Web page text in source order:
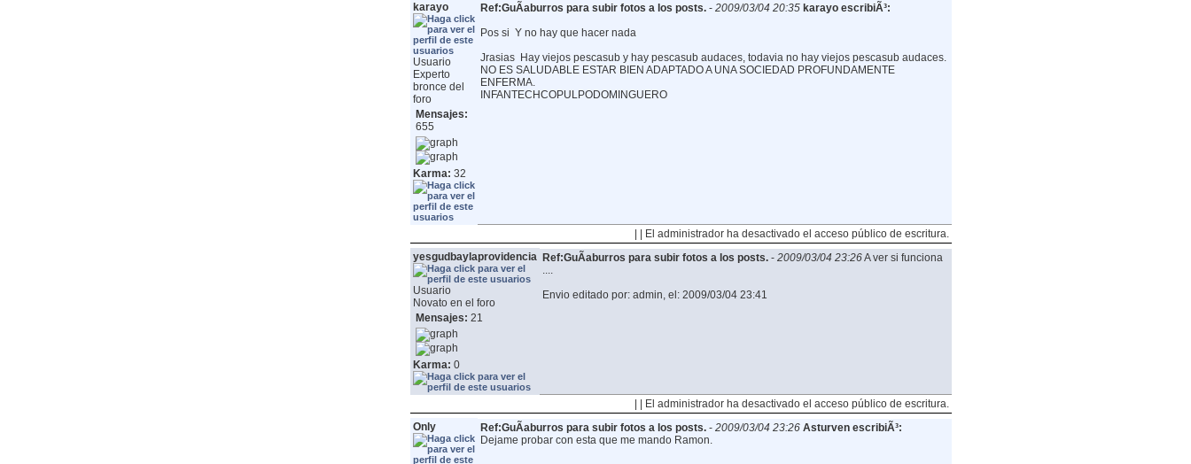
karayo
Usuario
Experto
bronce del
foro
Mensajes:
655
Karma: 32
Ref:GuÃ­aburros para subir fotos a los posts.- 2009/03/04 20:35 karayo escribiÃ³:
Pos si Y no hay que hacer nada
Jrasias Hay viejos pescasub y hay pescasub audaces, todavia no hay viejos pescasub audaces.
NO ES SALUDABLE ESTAR BIEN ADAPTADO A UNA SOCIEDAD PROFUNDAMENTE
ENFERMA.
INFANTECHCOPULPODOMINGUERO
| | El administrador ha desactivado el acceso público de escritura.
yesgudbaylaprovidencia
Usuario
Novato en el foro
Mensajes: 21
Karma: 0
Ref:GuÃ­aburros para subir fotos a los posts.- 2009/03/04 23:26A ver si funciona
....
Envio editado por: admin, el: 2009/03/04 23:41
| | El administrador ha desactivado el acceso público de escritura.
Only
Ref:GuÃ­aburros para subir fotos a los posts.- 2009/03/04 23:26 Asturven escribiÃ³:
Dejame probar con esta que me mando Ramon.